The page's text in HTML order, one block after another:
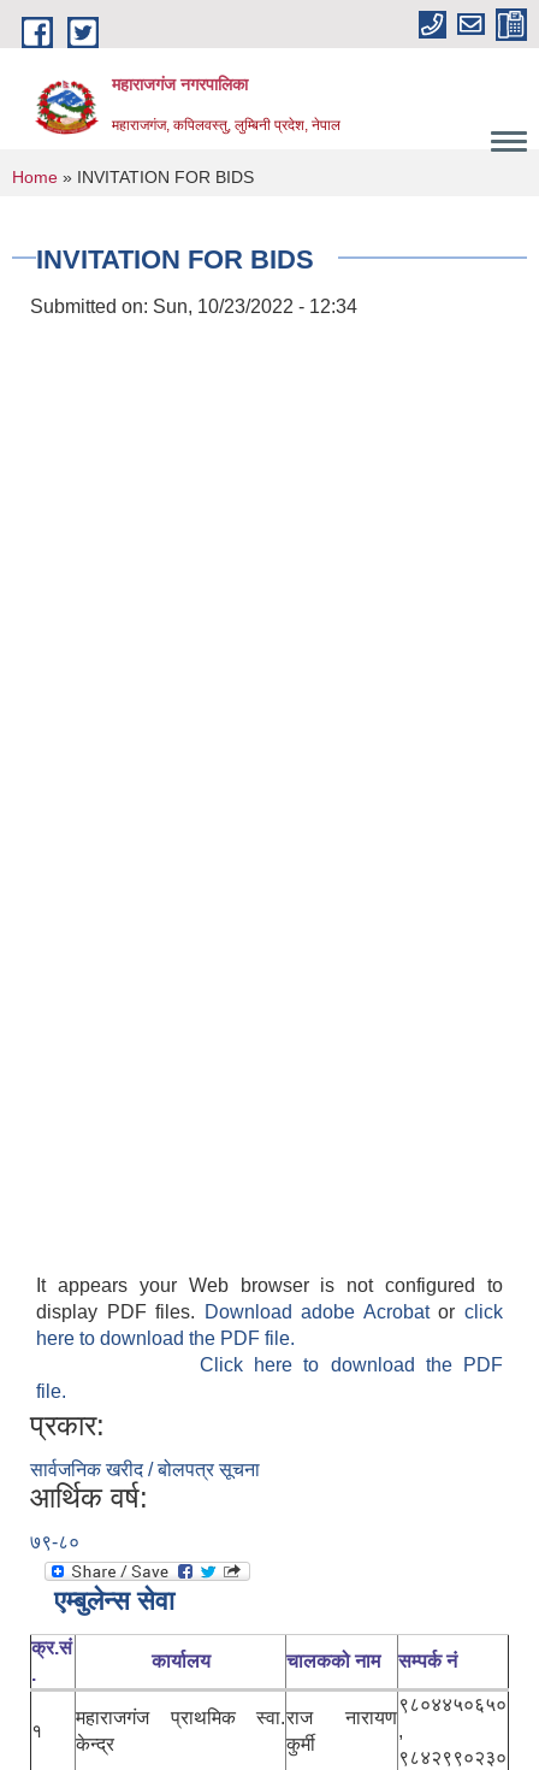
Skip to main content
महाराजगंज नगरपालिका
महाराजगंज, कपिलवस्तु, लुम्बिनी प्रदेश, नेपाल
You are here
Home » INVITATION FOR BIDS
INVITATION FOR BIDS
Submitted on: Sun, 10/23/2022 - 12:34
It appears your Web browser is not configured to
display PDF files.
Download adobe Acrobatorclick
here to download the PDF file.
Click here to download the PDF
file.
प्रकार:
सार्वजनिक खरीद / बोलपत्र सूचना
आर्थिक वर्ष:
७९-८०
एम्बुलेन्स सेवा
क्र.सं
.
कार्यालय चालकको नाम सम्पर्क नं
१
महाराजगंज प्राथमिक स्वा.
केन्द्र
राज नारायण
कुर्मी
९८०४४५०६५०
,
९८४२९९०२३०